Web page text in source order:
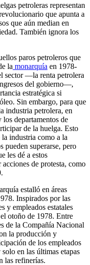
petroleras representan
que apunta a
que aún median en
También ignora los
paros petroleros que
la monarquía en 1978-
sector —la renta petrolera
del gobierno—,
estratégica si
Sin embargo, para que
industria petrolera, en
departamentos de
de la huelga. Esto
industria como a la
pueden superarse, pero
les dé a estos
de protesta, como
estalló en áreas
Inspirados por las
y empleados estatales
otoño de 1978. Entre
de la Compañía Nacional
la producción y
de los empleados
en las últimas etapas
las refinerías.